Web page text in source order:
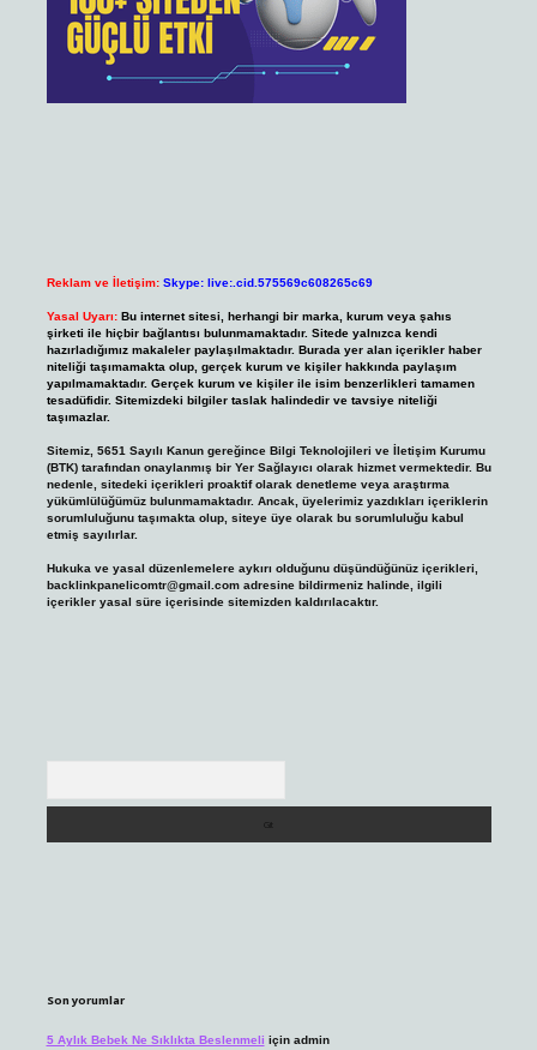
Reklam ve İletişim: Skype: live:.cid.575569c608265c69
Yasal Uyarı: Bu internet sitesi, herhangi bir marka, kurum veya şahıs
şirketi ile hiçbir bağlantısı bulunmamaktadır. Sitede yalnızca kendi
hazırladığımız makaleler paylaşılmaktadır. Burada yer alan içerikler haber
niteliği taşımamakta olup, gerçek kurum ve kişiler hakkında paylaşım
yapılmamaktadır. Gerçek kurum ve kişiler ile isim benzerlikleri tamamen
tesadüfidir. Sitemizdeki bilgiler taslak halindedir ve tavsiye niteliği
taşımazlar.
Sitemiz, 5651 Sayılı Kanun gereğince Bilgi Teknolojileri ve İletişim Kurumu
(BTK) tarafından onaylanmış bir Yer Sağlayıcı olarak hizmet vermektedir. Bu
nedenle, sitedeki içerikleri proaktif olarak denetleme veya araştırma
yükümlülüğümüz bulunmamaktadır. Ancak, üyelerimiz yazdıkları içeriklerin
sorumluluğunu taşımakta olup, siteye üye olarak bu sorumluluğu kabul
etmiş sayılırlar.
Hukuka ve yasal düzenlemelere aykırı olduğunu düşündüğünüz içerikleri,
backlinkpanelicomtr@gmail.comadresine bildirmeniz halinde, ilgili
içerikler yasal süre içerisinde sitemizden kaldırılacaktır.
Son yorumlar
5 Aylık Bebek Ne Sıklıkta Beslenmeli için admin